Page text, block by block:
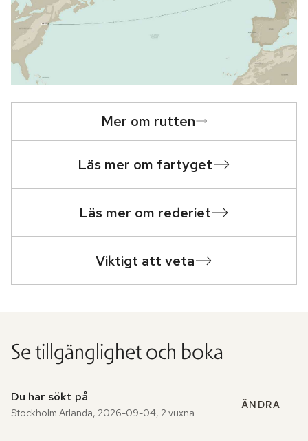
Mer om rutten
Läs mer om fartyget
Läs mer om rederiet
Viktigt att veta
Se tillgänglighet och boka
Du har sökt på
Stockholm Arlanda, 2026-09-04, 2 vuxna
ÄNDRA